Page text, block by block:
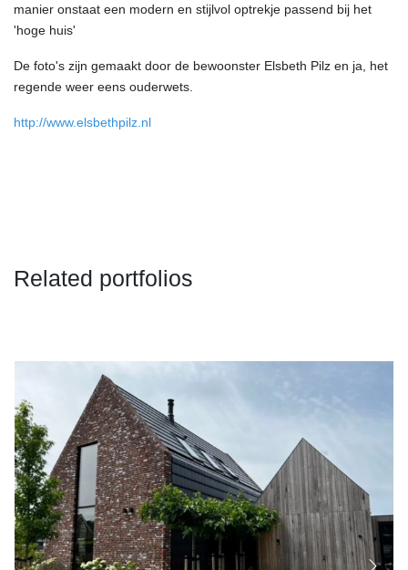
manier onstaat een modern en stijlvol optrekje passend bij het
'hoge huis'
De foto's zijn gemaakt door de bewoonster Elsbeth Pilz en ja, het
regende weer eens ouderwets.
http://www.elsbethpilz.nl
Related portfolios